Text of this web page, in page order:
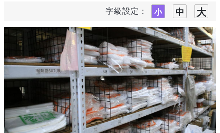
字級設定：